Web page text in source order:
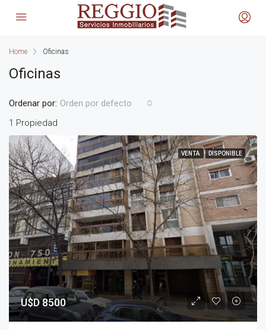
Home Oficinas
Oficinas
1 Propiedad
Ordenar por: Orden por defecto
VENTA DISPONIBLE
U$D 8500